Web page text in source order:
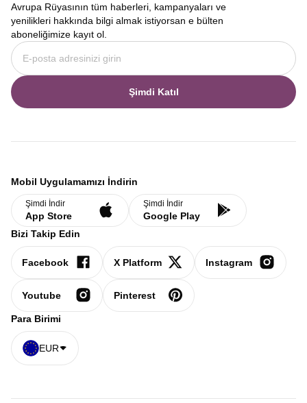
Avrupa Rüyasının tüm haberleri, kampanyaları ve
yenilikleri hakkında bilgi almak istiyorsan e bülten
aboneliğimize kayıt ol.
Şimdi Katıl
Mobil Uygulamamızı İndirin
Şimdi İndir
App Store
Şimdi İndir
Google Play
Bizi Takip Edin
Facebook X Platform Instagram
Youtube Pinterest
Para Birimi
EUR